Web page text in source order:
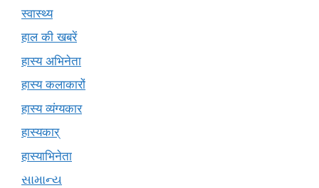
स्वास्थ्य
हाल की खबरें
हास्य अभिनेता
हास्य कलाकारों
हास्य व्यंग्यकार
हास्यकार्
हास्याभिनेता
સામાન્ય